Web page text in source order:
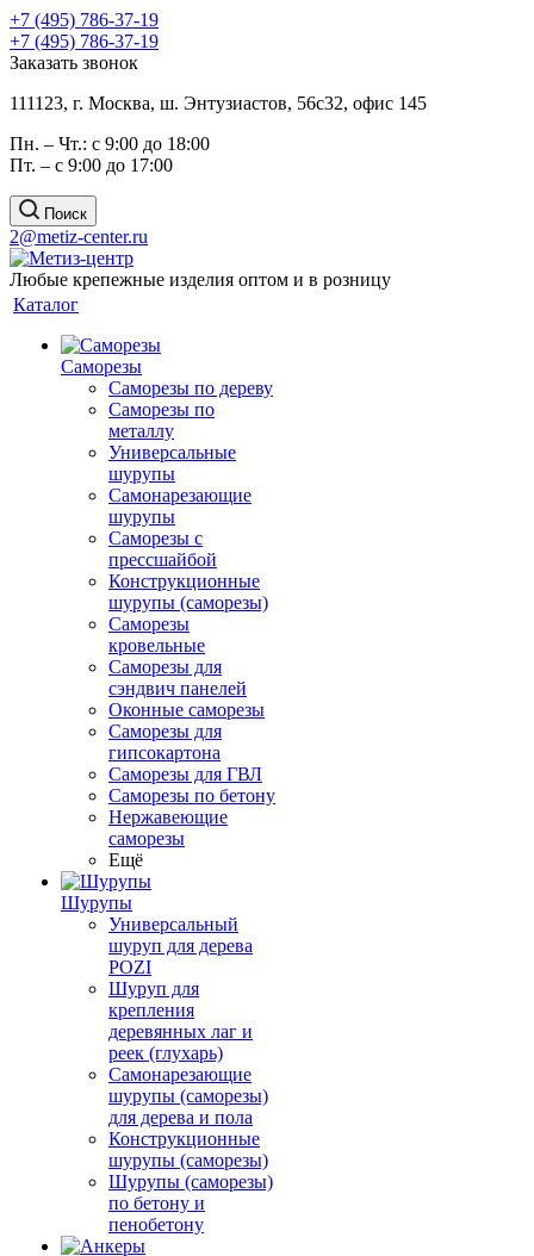
+7 (495) 786-37-19
+7 (495) 786-37-19
Заказать звонок
111123, г. Москва, ш. Энтузиастов, 56с32, офис 145
Пн. – Чт.: с 9:00 до 18:00
Пт. – с 9:00 до 17:00
Поиск
2@metiz-center.ru
Любые крепежные изделия оптом и в розницу
Каталог
Саморезы
Саморезы по дереву
Саморезы по
металлу
Универсальные
шурупы
Самонарезающие
шурупы
Саморезы с
прессшайбой
Конструкционные
шурупы (саморезы)
Саморезы
кровельные
Саморезы для
сэндвич панелей
Оконные саморезы
Саморезы для
гипсокартона
Саморезы для ГВЛ
Саморезы по бетону
Нержавеющие
саморезы
Ещё
Шурупы
Универсальный
шуруп для дерева
POZI
Шуруп для
крепления
деревянных лаг и
реек (глухарь)
Самонарезающие
шурупы (саморезы)
для дерева и пола
Конструкционные
шурупы (саморезы)
Шурупы (саморезы)
по бетону и
пенобетону